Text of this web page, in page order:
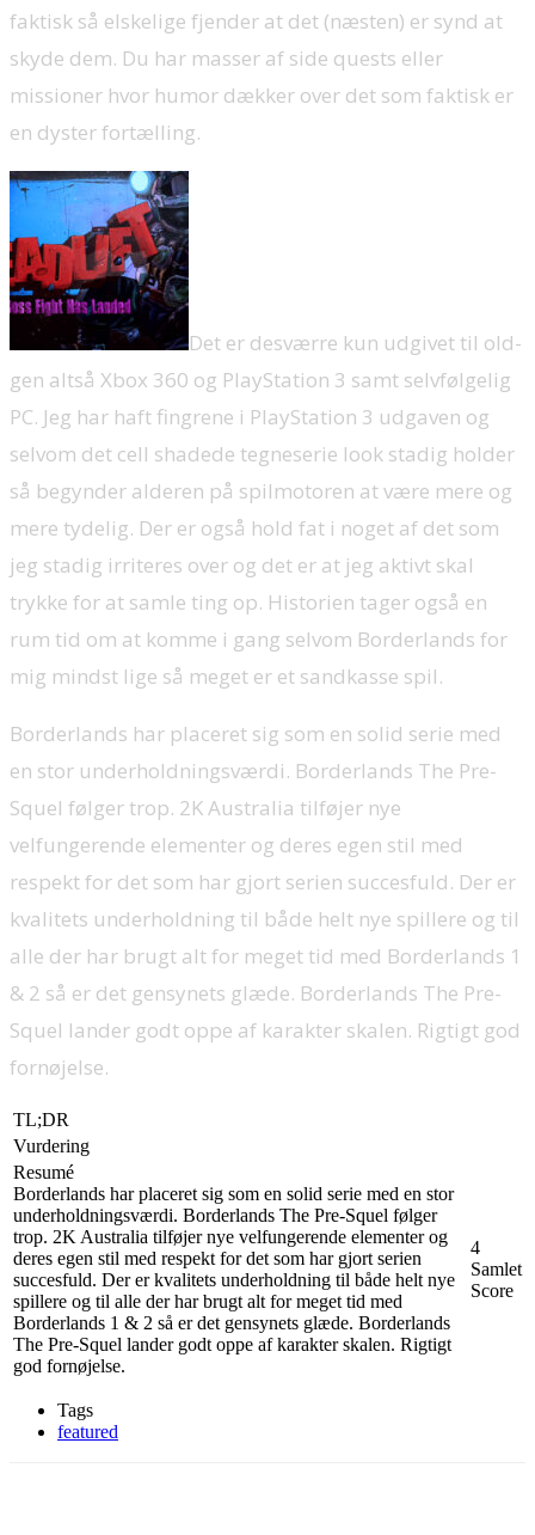
faktisk så elskelige fjender at det (næsten) er synd at
skyde dem. Du har masser af side quests eller
missioner hvor humor dækker over det som faktisk er
en dyster fortælling.
Det er desværre kun udgivet til old-
gen altså Xbox 360 og PlayStation 3 samt selvfølgelig
PC. Jeg har haft fingrene i PlayStation 3 udgaven og
selvom det cell shadede tegneserie look stadig holder
så begynder alderen på spilmotoren at være mere og
mere tydelig. Der er også hold fat i noget af det som
jeg stadig irriteres over og det er at jeg aktivt skal
trykke for at samle ting op. Historien tager også en
rum tid om at komme i gang selvom Borderlands for
mig mindst lige så meget er et sandkasse spil.
Borderlands har placeret sig som en solid serie med
en stor underholdningsværdi. Borderlands The Pre-
Squel følger trop. 2K Australia tilføjer nye
velfungerende elementer og deres egen stil med
respekt for det som har gjort serien succesfuld. Der er
kvalitets underholdning til både helt nye spillere og til
alle der har brugt alt for meget tid med Borderlands 1
& 2 så er det gensynets glæde. Borderlands The Pre-
Squel lander godt oppe af karakter skalen. Rigtigt god
fornøjelse.
TL;DR
Vurdering
Resumé
Borderlands har placeret sig som en solid serie med en stor
underholdningsværdi. Borderlands The Pre-Squel følger
trop. 2K Australia tilføjer nye velfungerende elementer og
deres egen stil med respekt for det som har gjort serien
succesfuld. Der er kvalitets underholdning til både helt nye
spillere og til alle der har brugt alt for meget tid med
Borderlands 1 & 2 så er det gensynets glæde. Borderlands
The Pre-Squel lander godt oppe af karakter skalen. Rigtigt
god fornøjelse.
4
Samlet
Score
Tags
featured